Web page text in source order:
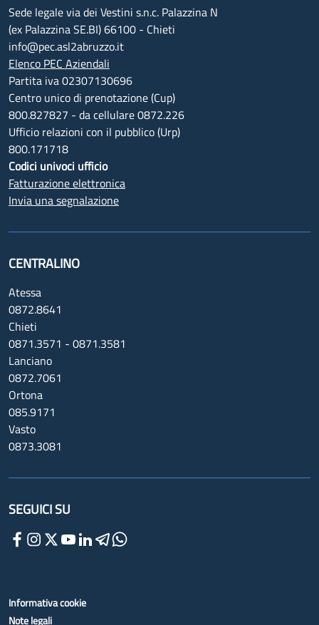
Sede legale via dei Vestini s.n.c. Palazzina N
(ex Palazzina SE.BI) 66100 - Chieti
info@pec.asl2abruzzo.it
Elenco PEC Aziendali
Partita iva 02307130696
Centro unico di prenotazione (Cup)
800.827827 - da cellulare 0872.226
Ufficio relazioni con il pubblico (Urp)
800.171718
Codici univoci ufficio
Fatturazione elettronica
Invia una segnalazione
CENTRALINO
Atessa
0872.8641
Chieti
0871.3571 - 0871.3581
Lanciano
0872.7061
Ortona
085.9171
Vasto
0873.3081
SEGUICI SU
Informativa cookie
Note legali